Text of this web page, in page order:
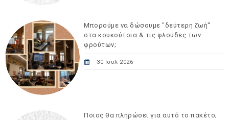
Μπορούμε να δώσουμε "δεύτερη ζωή"
στα κουκούτσια & τις φλούδες των
φρούτων;
30 Ιουλ 2026
Ποιος θα πληρώσει για αυτό το πακέτο;